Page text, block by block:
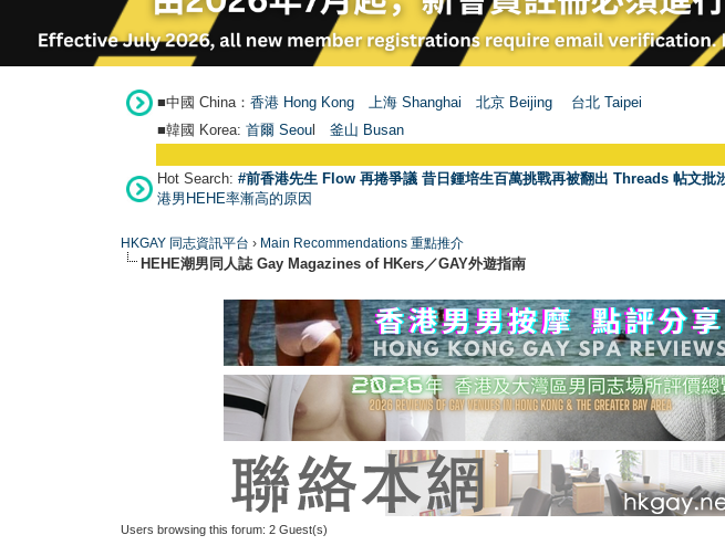
■中國 China： 香港 Hong Kong 上海 Shanghai 北京 Beijing 台北 Taipei
■韓國 Korea: 首爾 Seou 釜山 Busan
Hot Search: #前香港先生 Flow 再捲爭議 昔日鍾培生百萬挑戰再被翻出 Threads 帖文批
港男HEHE率漸高的原因
HKGAY 同志資訊平台 › Main Recommendations 重點推介
HEHE潮男同人誌 Gay Magazines of HKers／GAY外遊指南
Users browsing this forum: 2 Guest(s)